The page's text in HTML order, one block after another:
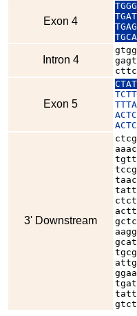
Exon 4
Intron 4
Exon 5
3' Downstream